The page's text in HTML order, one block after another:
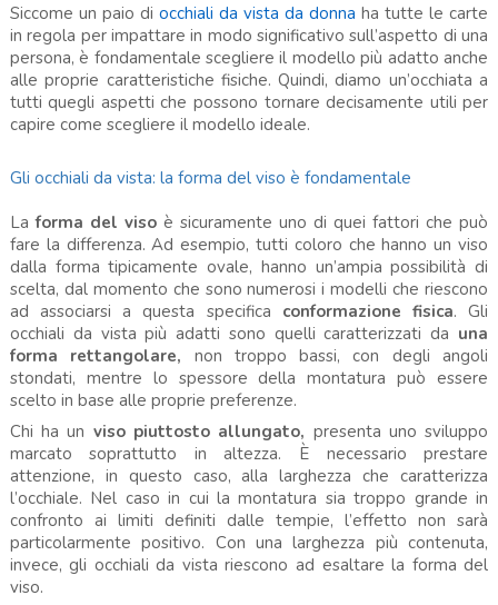
Siccome un paio di occhiali da vista da donna ha tutte le carte
in regola per impattare in modo significativo sull’aspetto di una
persona, è fondamentale scegliere il modello più adatto anche
alle proprie caratteristiche fisiche. Quindi, diamo un’occhiata a
tutti quegli aspetti che possono tornare decisamente utili per
capire come scegliere il modello ideale.
Gli occhiali da vista: la forma del viso è fondamentale
Laforma del visoè sicuramente uno di quei fattori che può
fare la differenza. Ad esempio, tutti coloro che hanno un viso
dalla forma tipicamente ovale, hanno un’ampia possibilità di
scelta, dal momento che sono numerosi i modelli che riescono
ad associarsi a questa specifica conformazione fisica. Gli
occhiali da vista più adatti sono quelli caratterizzati da una
forma rettangolare, non troppo bassi, con degli angoli
stondati, mentre lo spessore della montatura può essere
scelto in base alle proprie preferenze.
Chi ha un viso piuttosto allungato, presenta uno sviluppo
marcato soprattutto in altezza. È necessario prestare
attenzione, in questo caso, alla larghezza che caratterizza
l’occhiale. Nel caso in cui la montatura sia troppo grande in
confronto ai limiti definiti dalle tempie, l’effetto non sarà
particolarmente positivo. Con una larghezza più contenuta,
invece, gli occhiali da vista riescono ad esaltare la forma del
viso.